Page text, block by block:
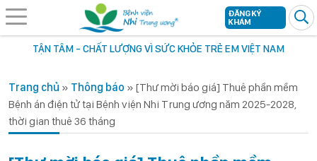
TẬN TÂM - CHẤT LƯỢNG VÌ SỨC KHỎE TRẺ EM VIỆT NAM
ĐĂNG KÝ
KHÁM
Trang chủ » Thông báo » [Thư mời báo giá] Thuê phần mềm
Bệnh án điện tử tại Bệnh viện Nhi Trung ương năm 2025-2028,
thời gian thuê 36 tháng